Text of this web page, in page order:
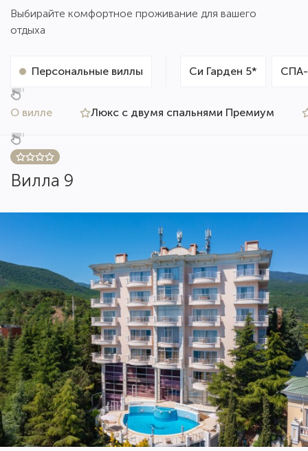
Выбирайте комфортное проживание для вашего
отдыха
Персональные виллы Си Гарден 5* СПА-
О вилле Люкс с двумя спальнями Премиум
Вилла 9